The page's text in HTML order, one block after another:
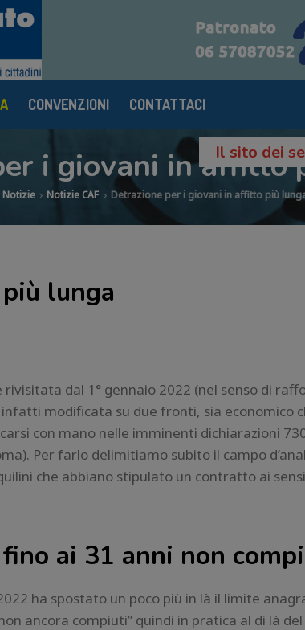
CONVENZIONI CONTATTACI
Il sito dei
i giovani in affitto
Notizie Notizie CAF Detrazione per i giovani in affitto più
lunga
dal 1° gennaio 2022 (nel senso di
infatti modificata su due fronti, sia economico
con mano nelle imminenti dichiarazioni
Per farlo delimitiamo subito il campo
che abbiano stipulato un contratto ai
ai 31 anni non
ha spostato un poco più in là il limite
ancora compiuti” quindi in pratica al di là del